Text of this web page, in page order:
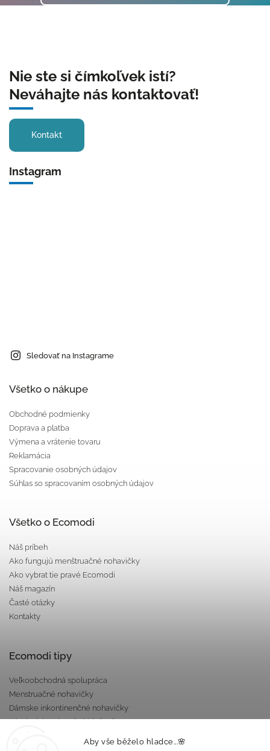
Aby vše běželo hladce...🌸
Nie ste si čímkoľvek istí?
Neváhajte nás kontaktovať!
Kontakt
Instagram
Sledovať na Instagrame
Všetko o nákupe
Obchodné podmienky
Doprava a platba
Výmena a vrátenie tovaru
Reklamácia
Spracovanie osobných údajov
Súhlas so spracovaním osobných údajov
Všetko o Ecomodi
Náš príbeh
Ako fungujú menštruačné nohavičky
Ako vybrat tie pravé Ecomodi
Náš magazín
Časté otázky
Kontakty
Ecomodi tipy
Veľkoobchodná spolupráca
Menstruačné nohavičky
Dámske inkontinenčné nohavičky
Pánska inkontinenčná bielizeň